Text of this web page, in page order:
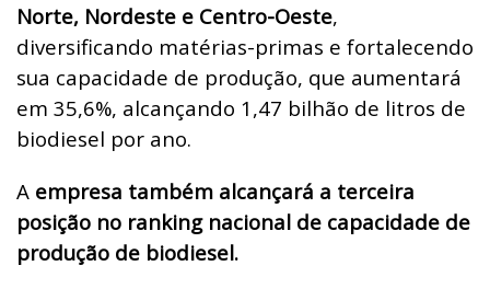
Norte, Nordeste e Centro-Oeste,
diversificando matérias-primas e fortalecendo
sua capacidade de produção, que aumentará
em 35,6%, alcançando 1,47 bilhão de litros de
biodiesel por ano.
A empresa também alcançará a terceira
posição no ranking nacional de capacidade de
produção de biodiesel.